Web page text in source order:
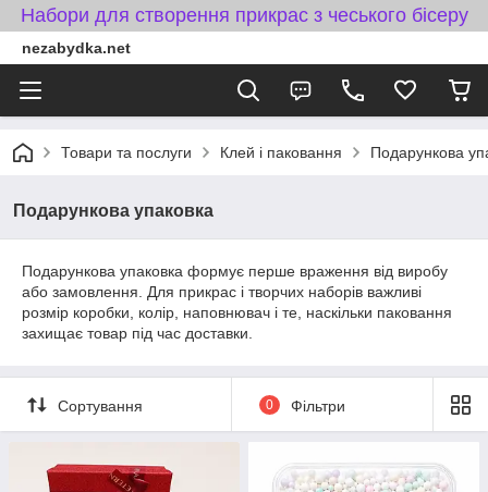
Набори для створення прикрас з чеського бісеру
nezabydka.net
Товари та послуги Клей і паковання Подарункова
Подарункова упаковка
Подарункова упаковка формує перше враження від виробу
або замовлення. Для прикрас і творчих наборів важливі
розмір коробки, колір, наповнювач і те, наскільки паковання
захищає товар під час доставки.
Сортування 0 Фільтри